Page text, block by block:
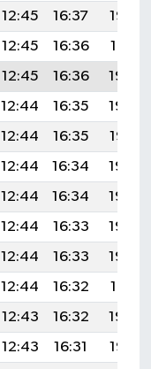
12:45 16:37
19:52
12:45 16:36
19:51
12:45 16:36
19:50
12:44 16:35
19:48
12:44 16:35
19:47
12:44 16:34
19:46
12:44 16:34
19:45
12:44 16:33
19:43
12:44 16:33
19:42
12:44 16:32
19:41
12:43 16:32
19:40
12:43 16:31
19:38